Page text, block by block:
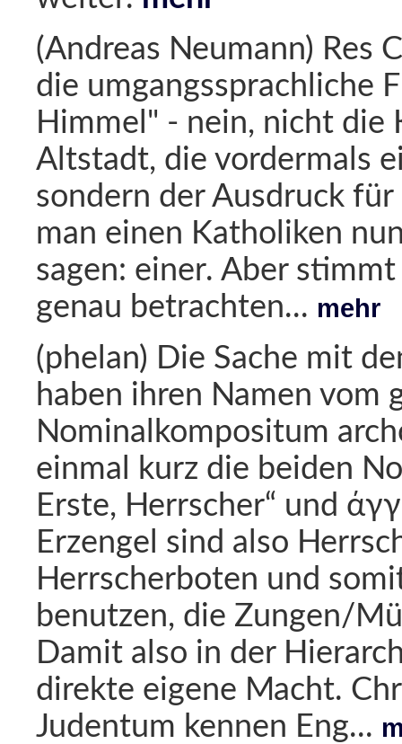
(Andreas Neumann) Res
die umgangssprachliche
Himmel" - nein, nicht die
Altstadt, die vordermals
sondern der Ausdruck
man einen Katholiken
sagen: einer. Aber stimmt
genau betrachten... mehr
(phelan) Die Sache mit
haben ihren Namen vom
Nominalkompositum
einmal kurz die beiden
Erste, Herrscher“ und
Erzengel sind also
Herrscherboten und
benutzen, die Zungen/
Damit also in der
direkte eigene Macht.
Judentum kennen Eng...